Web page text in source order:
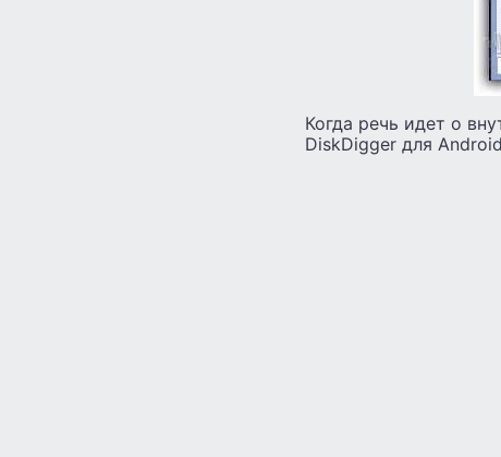
Когда речь идет о
DiskDigger для